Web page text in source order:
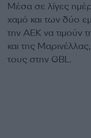
Μέσα σε λίγες
χαμό και των δύο
την ΑΕΚ να τιμούν
και της
τους στην GBL.